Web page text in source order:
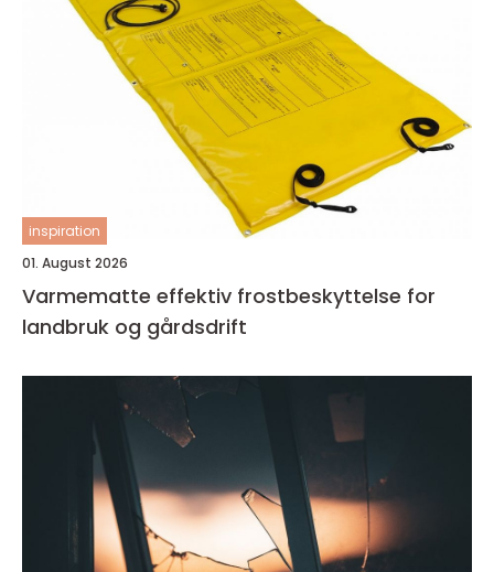
inspiration
01. August 2026
Varmematte effektiv frostbeskyttelse for
landbruk og gårdsdrift